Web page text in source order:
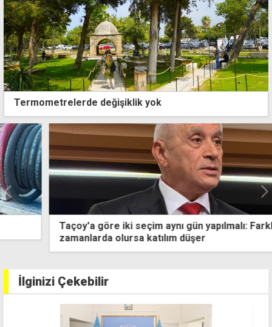
Termometrelerde değişiklik yok
Taçoy'a göre iki seçim aynı gün yapılmalı: Farklı
zamanlarda olursa katılım düşer
İlginizi Çekebilir